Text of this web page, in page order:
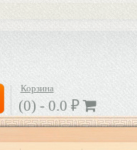
Корзина
(0) -0.0 ₽